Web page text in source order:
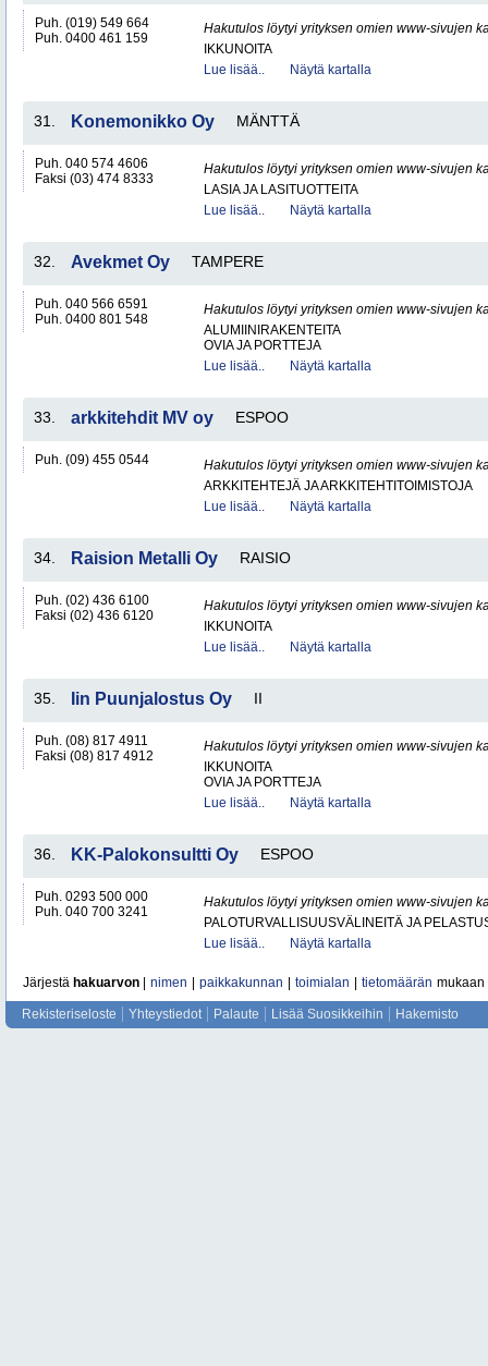
Puh. (019) 549 664
Puh. 0400 461 159
Hakutulos löytyi yrityksen omien www-sivujen
IKKUNOITA
Lue lisää..
Näytä kartalla
31. Konemonikko Oy MÄNTTÄ
Puh. 040 574 4606
Faksi (03) 474 8333
Hakutulos löytyi yrityksen omien www-sivujen
LASIA JA LASITUOTTEITA
Lue lisää..
Näytä kartalla
32. Avekmet Oy TAMPERE
Puh. 040 566 6591
Puh. 0400 801 548
Hakutulos löytyi yrityksen omien www-sivujen
ALUMIINIRAKENTEITA
OVIA JA PORTTEJA
Lue lisää..
Näytä kartalla
33. arkkitehdit MV oy ESPOO
Puh. (09) 455 0544
Hakutulos löytyi yrityksen omien www-sivujen
ARKKITEHTEJÄ JA ARKKITEHTITOIMISTOJA
Lue lisää..
Näytä kartalla
34. Raision Metalli Oy RAISIO
Puh. (02) 436 6100
Faksi (02) 436 6120
Hakutulos löytyi yrityksen omien www-sivujen
IKKUNOITA
Lue lisää..
Näytä kartalla
35. Iin Puunjalostus Oy II
Puh. (08) 817 4911
Faksi (08) 817 4912
Hakutulos löytyi yrityksen omien www-sivujen
IKKUNOITA
OVIA JA PORTTEJA
Lue lisää..
Näytä kartalla
36. KK-Palokonsultti Oy ESPOO
Puh. 0293 500 000
Puh. 040 700 3241
Hakutulos löytyi yrityksen omien www-sivujen
PALOTURVALLISUUSVÄLINEITÄ JA
Lue lisää..
Näytä kartalla
Järjestä hakuarvon nimen paikkakunnan toimialan tietomäärän mukaan
Rekisteriseloste Yhteystiedot Palaute Lisää Suosikkeihin Hakemisto